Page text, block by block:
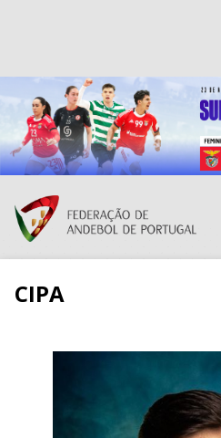
Resultados Andebol
Federação de Andebol
Grátis - Disponivel na
CIPA